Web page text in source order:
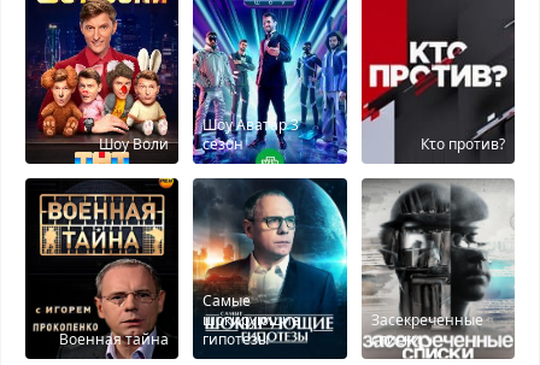
Шоу Воли
Шоу Аватар 3
сезон
Кτо против?
Военная тайна
Самые
шокирующие
гипотезы
Засекреченные
списки